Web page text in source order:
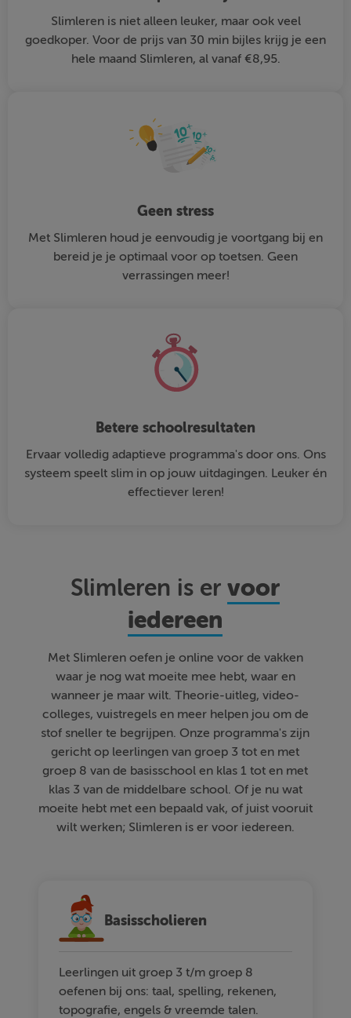
Slimleren is niet alleen leuker, maar ook veel
goedkoper. Voor de prijs van 30 min bijles krijg je een
hele maand Slimleren, al vanaf €8,95.
Geen stress
Met Slimleren houd je eenvoudig je voortgang bij en
bereid je je optimaal voor op toetsen. Geen
verrassingen meer!
Betere schoolresultaten
Ervaar volledig adaptieve programma's door ons. Ons
systeem speelt slim in op jouw uitdagingen. Leuker én
effectiever leren!
Slimleren is ervoor
iedereen
Met Slimleren oefen je online voor de vakken
waar je nog wat moeite mee hebt, waar en
wanneer je maar wilt. Theorie-uitleg, video-
colleges, vuistregels en meer helpen jou om de
stof sneller te begrijpen. Onze programma's zijn
gericht op leerlingen van groep 3 tot en met
groep 8 van de basisschool en klas 1 tot en met
klas 3 van de middelbare school. Of je nu wat
moeite hebt met een bepaald vak, of juist vooruit
wilt werken; Slimleren is er voor iedereen.
Basisscholieren
Leerlingen uit groep 3 t/m groep 8
oefenen bij ons: taal, spelling, rekenen,
topografie, engels & vreemde talen.